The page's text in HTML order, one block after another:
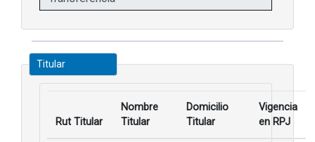
Titular
Rut Titular
Nombre
Titular
Domicilio
Titular
Vigencia
en RPJ